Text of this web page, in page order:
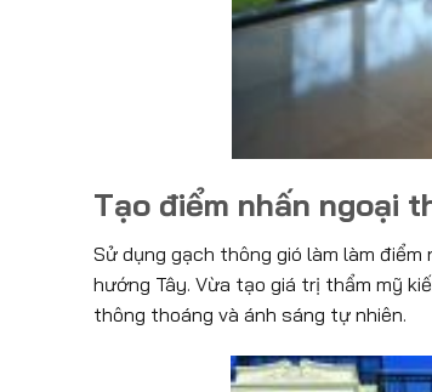
Tạo điểm nhấn ngoại
Sử dụng gạch thông gió làm làm
hướng Tây. Vừa tạo giá trị thẩm mỹ
thông thoáng và ánh sáng tự nhiên.